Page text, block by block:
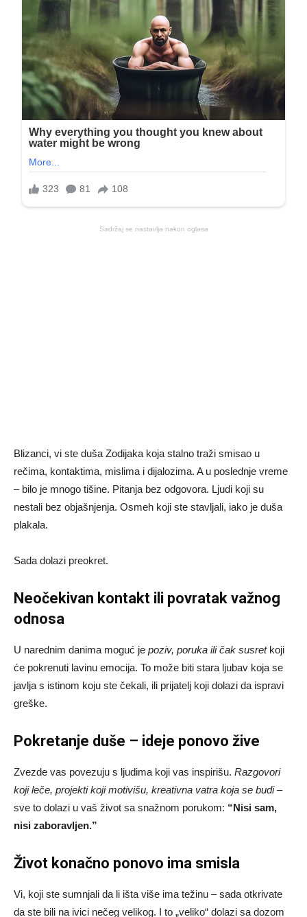
Sadržaj se nastavlja nakon oglasa
Blizanci, vi ste duša Zodijaka koja stalno traži smisao u
rečima, kontaktima, mislima i dijalozima. A u poslednje vreme
– bilo je mnogo tišine. Pitanja bez odgovora. Ljudi koji su
nestali bez objašnjenja. Osmeh koji ste stavljali, iako je duša
plakala.
Sada dolazi preokret.
Neočekivan kontakt ili povratak važnog
odnosa
U narednim danima moguć je poziv, poruka ili čak susretkoji
će pokrenuti lavinu emocija. To može biti stara ljubav koja se
javlja s istinom koju ste čekali, ili prijatelj koji dolazi da ispravi
greške.
Pokretanje duše – ideje ponovo žive
Zvezde vas povezuju s ljudima koji vas inspirišu. Razgovori
koji leče, projekti koji motivišu, kreativna vatra koja se budi–
sve to dolazi u vaš život sa snažnom porukom: “Nisi sam,
nisi zaboravljen.”
Život konačno ponovo ima smisla
Vi, koji ste sumnjali da li išta više ima težinu – sada otkrivate
da ste bili na ivici nečeg velikog. I to „veliko“ dolazi sa dozom